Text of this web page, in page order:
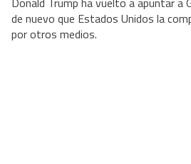
de nuevo que Estados Unidos la
por otros medios.